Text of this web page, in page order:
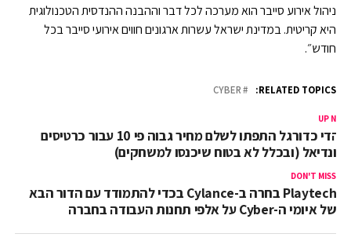
ניהול אירוע סייבר הוא מערכה לכל דבר וההבנה ההנדסית הטכנולוגית
היא קריטית. במדינת ישראל עשרות ארגונים חווים אירועי סייבר בכל
חודש״.
RELATED TOPICS:
CYBER
UP
אוהדי כדורגל התפתו לשלם מחיר גבוה פי 10 עבור כרטיסים
(ובכלל לא בטוח שיכנסו למשחקים)
DON'T MISS
Playtech בחרה ב-Cylance בכדי להתמודד עם הדור הבא
של איומי ה-Cyber על אלפי תחנות העבודה בחברה